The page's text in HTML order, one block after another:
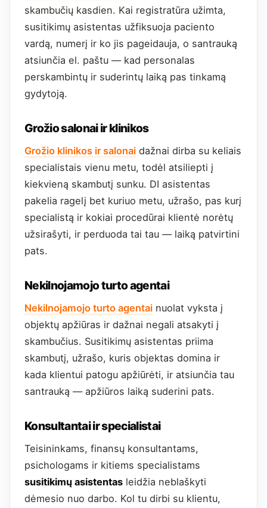
skambučių kasdien. Kai registratūra užimta,
susitikimų asistentas užfiksuoja paciento
vardą, numerį ir ko jis pageidauja, o santrauką
atsiunčia el. paštu — kad personalas
perskambintų ir suderintų laiką pas tinkamą
gydytoją.
Grožio salonai ir klinikos
Grožio klinikos ir salonai dažnai dirba su keliais
specialistais vienu metu, todėl atsiliepti į
kiekvieną skambutį sunku. DI asistentas
pakelia ragelį bet kuriuo metu, užrašo, pas kurį
specialistą ir kokiai procedūrai klientė norėtų
užsirašyti, ir perduoda tai tau — laiką patvirtini
pats.
Nekilnojamojo turto agentai
Nekilnojamojo turto agentai nuolat vyksta į
objektų apžiūras ir dažnai negali atsakyti į
skambučius. Susitikimų asistentas priima
skambutį, užrašo, kuris objektas domina ir
kada klientui patogu apžiūrėti, ir atsiunčia tau
santrauką — apžiūros laiką suderini pats.
Konsultantai ir specialistai
Teisininkams, finansų konsultantams,
psichologams ir kitiems specialistams
susitikimų asistentas leidžia neblaškyti
dėmesio nuo darbo. Kol tu dirbi su klientu,